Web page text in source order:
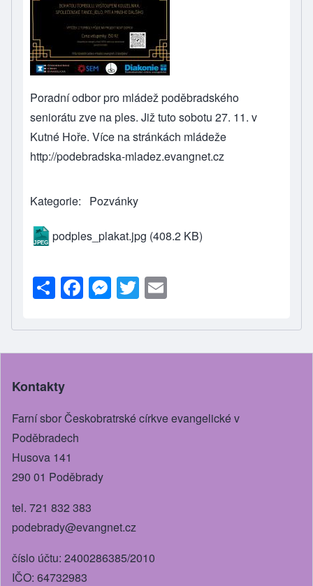
Poradní odbor pro mládež poděbradského
seniorátu zve na ples. Již tuto sobotu 27. 11. v
Kutné Hoře. Více na stránkách mládeže
http://podebradska-mladez.evangnet.cz
Kategorie Pozvánky
podples_plakat.jpg (408.2 KB)
S
h
ar
e
F
a
c
e
o
M
e
ss
e
er
T
wi
tt
er
ail
Kontakty
Farní sbor Českobratrské církve evangelické v
Poděbradech
Husova 141
290 01 Poděbrady
tel. 721 832 383
podebrady@evangnet.cz
číslo účtu: 2400286385/2010
IČO: 64732983